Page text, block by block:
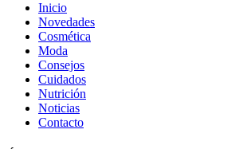
Inicio
Novedades
Cosmética
Moda
Consejos
Cuidados
Nutrición
Noticias
Contacto